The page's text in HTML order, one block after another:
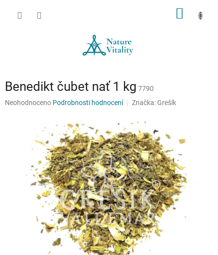
Benedikt čubet nať 1 kg 7790
Průměrné
hvězdiček.
Neohodnoceno Podrobnosti hodnocení Značka: Grešík